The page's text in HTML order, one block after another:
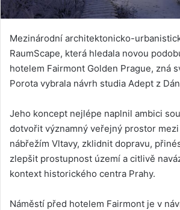
Mezinárodní architektonicko-
RaumScape, která hledala novou
hotelem Fairmont Golden Prague, zná
Porota vybrala návrh studia Adept z
Jeho koncept nejlépe naplnil ambici
dotvořit významný veřejný prostor
nábřežím Vltavy, zklidnit dopravu,
zlepšit prostupnost území a citlivě
kontext historického centra Prahy.
Náměstí před hotelem Fairmont je v